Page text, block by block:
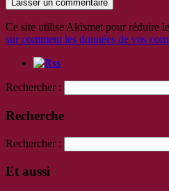
Ce site utilise Akismet pour réduire
sur comment les données de vos
Rechercher :
Recherche
Rechercher :
Et aussi